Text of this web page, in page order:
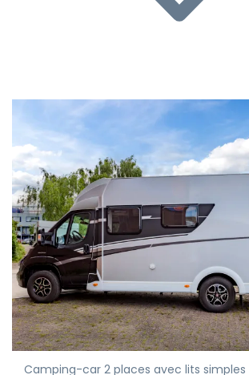
Camping-car 2 places avec lits